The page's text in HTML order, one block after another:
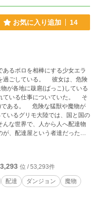
かっても決して切れない、最悪
お気に入り追加 14
るボロを相棒にする少女エラ
過ごしている。 彼女は、危険
が各地に跋扈(ばっこ)している
いる仕事についていた。 そ
獣や魔物が
いるグリモ大陸では、国と国の
んな世界で、人から人へ配達物
が、配達屋という者達だった。
能であればどのような荷物で
て、エラもその一員だった。
ら一人前と認められ、配達
できるようになったエラは、
出会い、そして別れを繰り返
成長していくことになる―
位 / 53,293件
配達 ダンジョン
魔物